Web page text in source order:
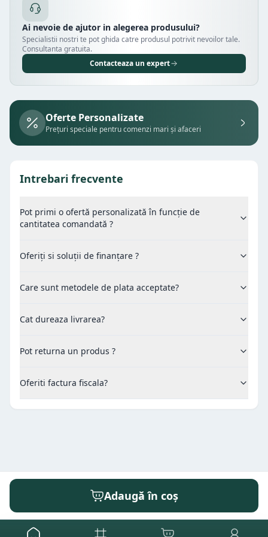
Ai nevoie de ajutor in alegerea produsului?
Specialistii nostri te pot ghida catre produsul potrivit nevoilor tale.
Consultanta gratuita.
Contacteaza un expert
Oferte Personalizate
Prețuri speciale pentru comenzi mari și afaceri
Intrebari frecvente
Pot primi o ofertă personalizată în funcție de
cantitatea comandată ?
Oferiți si soluții de finanțare ?
Care sunt metodele de plata acceptate?
Cat dureaza livrarea?
Pot returna un produs ?
Oferiti factura fiscala?
Adaugă în coș